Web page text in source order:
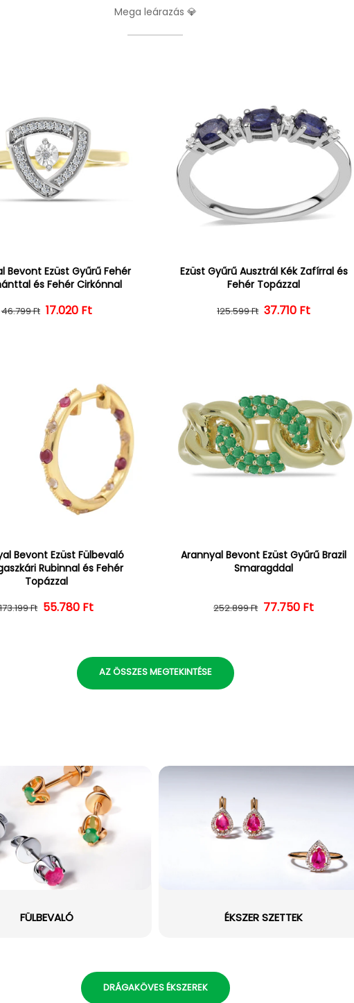
Mega leárazás 💎
Bevont Ezüst Gyűrű Fehér
és Fehér Cirkónnal
Normál ár
46.799 Ft Kedvezményes ár
17.020 Ft
Ezüst Gyűrű Ausztrál Kék Zafírral és
Fehér Topázzal
Normál ár
125.599 Ft Kedvezményes ár
37.710 Ft
Bevont Ezüst Fülbevaló
Rubinnal és Fehér
Topázzal
Normál ár
173.199 Ft Kedvezményes ár
55.780 Ft
Arannyal Bevont Ezüst Gyűrű Brazil
Smaragddal
Normál ár
252.899 Ft Kedvezményes ár
77.750 Ft
AZ ÖSSZES MEGTEKINTÉSE
FÜLBEVALÓ ÉKSZER SZETTEK
DRÁGAKÖVES ÉKSZEREK